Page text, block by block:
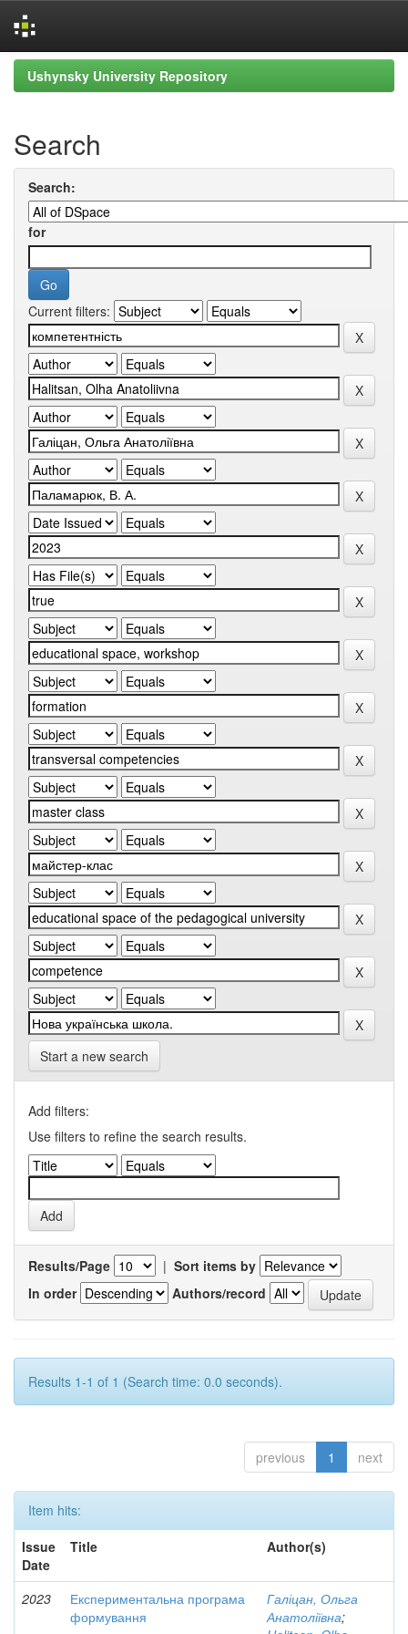
Skip
navigation
Ushynsky University Repository
Search
Search:
for
Current filters:
Start a new search
Add filters:
Use filters to refine the search results.
Results/Page | Sort items by
In order
Authors/record
Results 1-1 of 1 (Search time: 0.0 seconds).
previous 1 next
Item hits:
Issue
Date
Title Author(s)
2023
Експериментальна програма
формування
Галіцан, Ольга
Анатоліївна;